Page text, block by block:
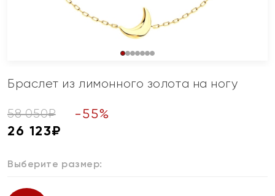
Браслет из лимонного золота на ногу
58 050₽ -55%
26 123₽
Выберите размер: